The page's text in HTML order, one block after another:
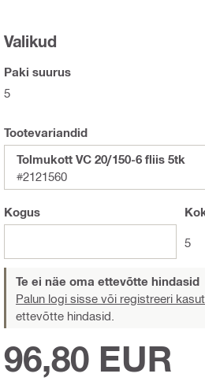
Valikud
Paki suurus
5
Tootevariandid
Tolmukott VC 20/150-6 fliis 5tk
#2121560
Kogus
5
Te ei näe oma ettevõtte hindasid
Palun logi sisse või registreeri
ettevõtte hindasid.
96,80 EUR